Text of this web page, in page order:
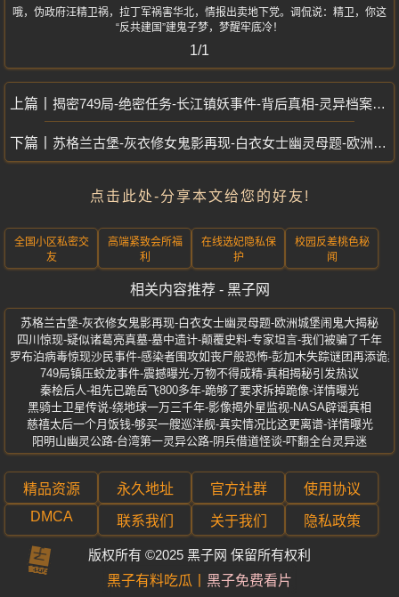
哦，伪政府汪精卫祸，拉丁军祸害华北，情报出卖地下党。调侃说：精卫，你这
“反共建国”建鬼子梦，梦醒牢底冷！
1/1
揭密749局-绝密任务-长江镇妖事件-背后真相-灵异档案-细节令人胆寒
苏格兰古堡-灰衣修女鬼影再现-白衣女士幽灵母题-欧洲城堡闹鬼大揭秘
点击此处-分享本文给您的好友!
全国小区私密交
友
高端紧致会所福
利
在线选妃隐私保
护
校园反差桃色秘
闻
相关内容推荐 - 黑子网
苏格兰古堡-灰衣修女鬼影再现-白衣女士幽灵母题-欧洲城堡闹鬼大揭秘
四川惊现-疑似诸葛亮真墓-墓中遗计-颠覆史料-专家坦言-我们被骗了千年
罗布泊病毒惊现沙民事件-感染者围攻如丧尸般恐怖-彭加木失踪谜团再添诡异
749局镇压蛟龙事件-震撼曝光-万物不得成精-真相揭秘引发热议
秦桧后人-祖先已跪岳飞800多年-跪够了要求拆掉跪像-详情曝光
黑骑士卫星传说-绕地球一万三千年-影像揭外星监视-NASA辟谣真相
慈禧太后一个月饭钱-够买一艘巡洋舰-真实情况比这更离谱-详情曝光
阳明山幽灵公路-台湾第一灵异公路-阴兵借道怪谈-吓翻全台灵异迷
精品资源 永久地址 官方社群
使用协议
DMCA
联系我们 关于我们 隐私政策
版权所有 ©2025 黑子网 保留所有权利
黑子有料吃瓜
黑子免费看片
黑
子
有
料